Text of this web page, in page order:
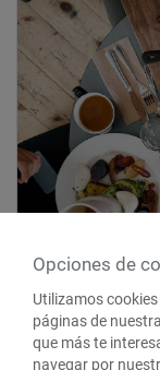
Opciones de
Utilizamos
páginas de
que más te
navegar por